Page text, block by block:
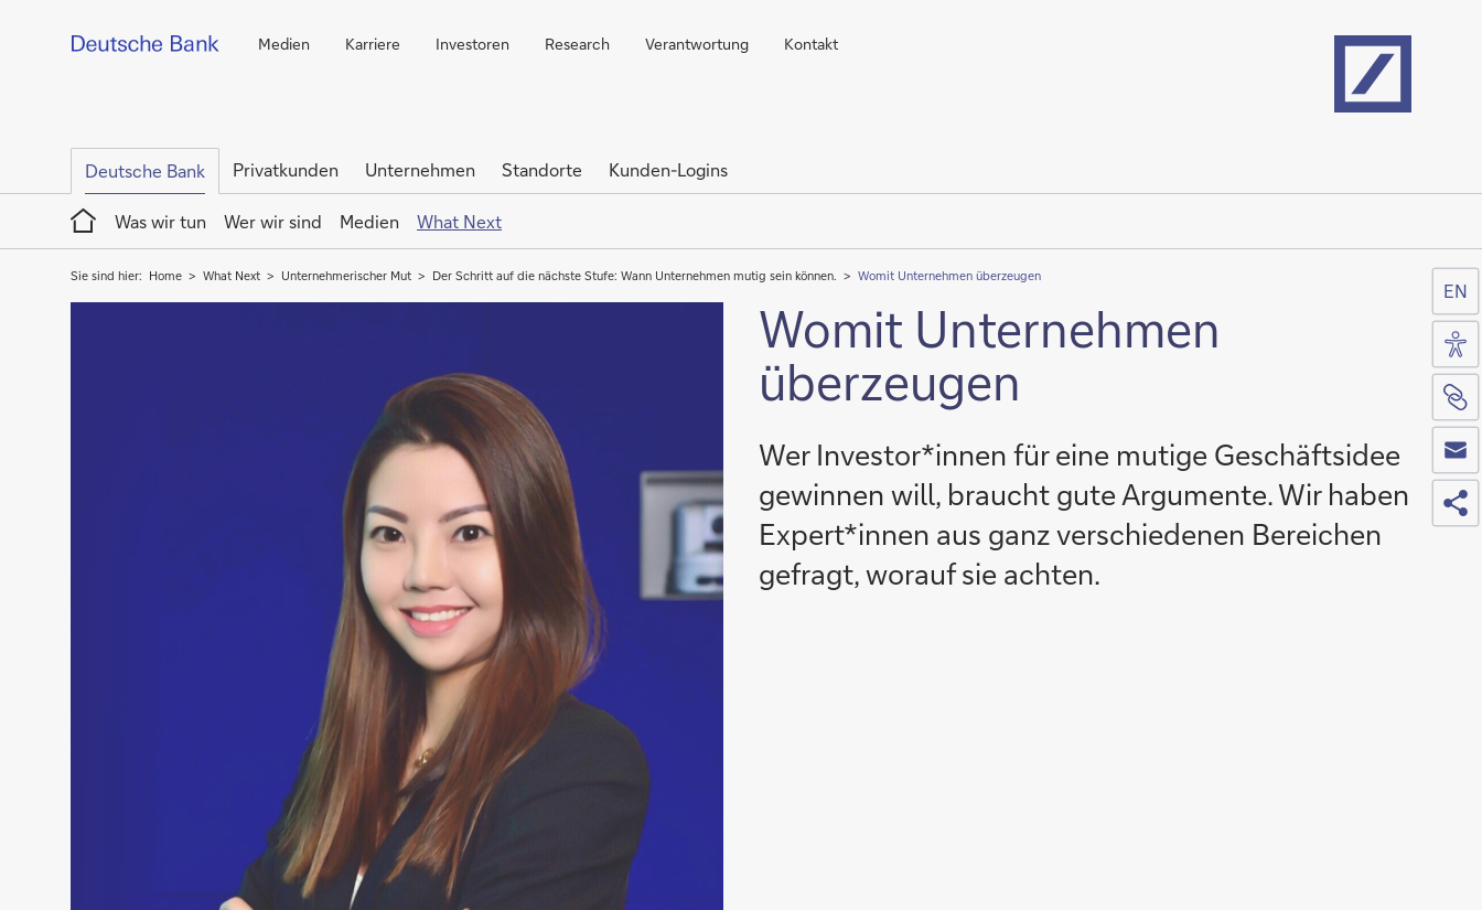
Medien Karriere Investoren Research Verantwortung Kontakt
Deutsche Bank Privatkunden Unternehmen Standorte
Kunden-Logins
Home
Was wir tun
Wer wir sind Medien What Next
Sie sind hier: Home What Next Unternehmerischer Mut Der Schritt auf die nächste Stufe: Wann Unternehmen mutig sein können. Womit Unternehmen überzeugen
Womit Unternehmen
überzeugen
Wer Investor*innen für eine mutige Geschäftsidee
gewinnen will, braucht gute Argumente. Wir haben
Expert*innen aus ganz verschiedenen Bereichen
gefragt, worauf sie achten.
EN